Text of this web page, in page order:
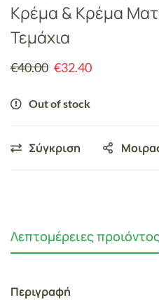
Κρέμα & Κρέμα
Τεμάχια
€40.00 €32.40
Out of stock
Σύγκριση
Λεπτομέρειες
Περιγραφή